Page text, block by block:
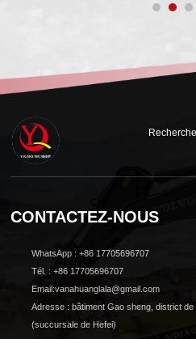
CONTACTEZ-NOUS
WhatsApp : +86 17705696707
Tél. : +86 17705696707
Email:vanahuanglala@gmail.com
Adresse : bâtiment Gao sheng, district
(succursale de Hefei)